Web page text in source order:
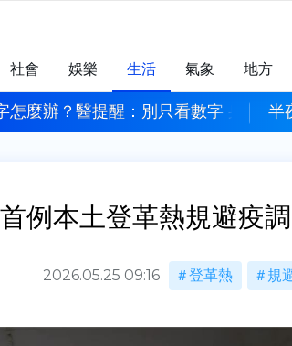
社會 娛樂 生活 氣象 地方
怎麼辦？醫提醒：別只看數字 身體變半
例本土登革熱規避疫
2026.05.25 09:16 登革熱 規